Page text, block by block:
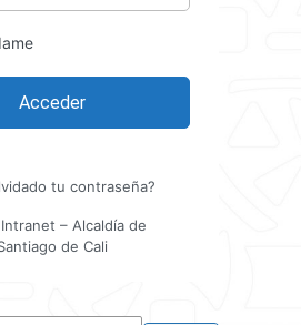
tu contraseña?
– Alcaldía de
de Cali